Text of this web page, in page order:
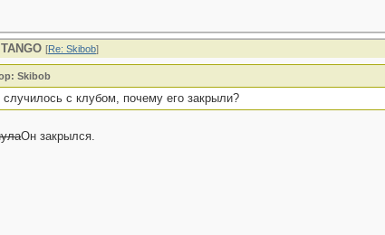
[Re: Skibob]
Skibob
случилось с клубом, почему его закрыли?
Он закрылся.